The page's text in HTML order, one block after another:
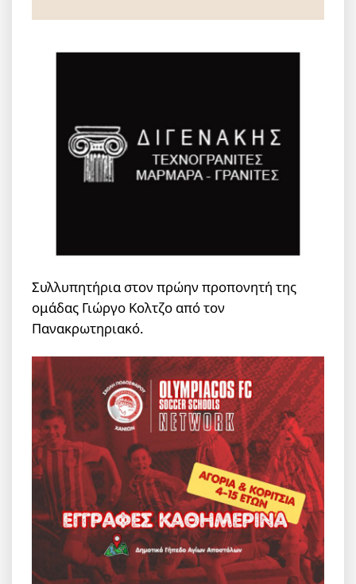
Συλλυπητήρια στον πρώην προπονητή της
ομάδας Γιώργο Κολτζο από τον
Πανακρωτηριακό.